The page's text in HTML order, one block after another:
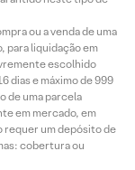
ou a venda de uma
para liquidação em
escolhido
dias e máximo de 999
de uma parcela
em mercado, em
requer um depósito de
cobertura ou